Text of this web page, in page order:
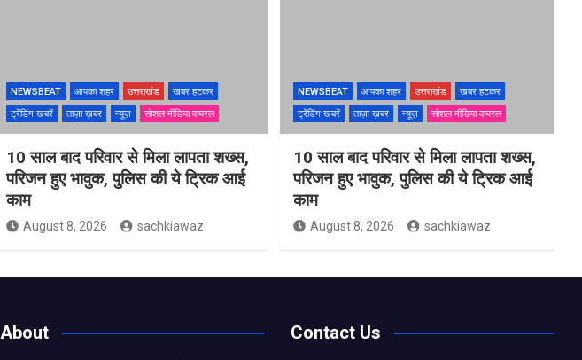
NEWSBEAT आपका शहर उत्तराखंड
खबर हटकर
ट्रेंडिंग खबरें
ताज़ा ख़बर न्यूज़ सोशल मीडिया वायरल
10 साल बाद परिवार से मिला लापता शख्स,
परिजन हुए भावुक, पुलिस की ये ट्रिक आई
काम
August 8, 2026 sachkiawaz
NEWSBEAT आपका शहर उत्तराखंड
खबर हटकर
ट्रेंडिंग खबरें
ताज़ा ख़बर न्यूज़ सोशल मीडिया वायरल
10 साल बाद परिवार से मिला लापता शख्स,
परिजन हुए भावुक, पुलिस की ये ट्रिक आई
काम
August 8, 2026 sachkiawaz
About Contact Us